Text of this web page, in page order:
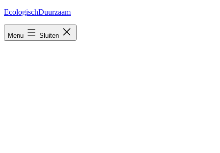
Ga
inhoud
EcologischDuurzaam
Menu Sluiten